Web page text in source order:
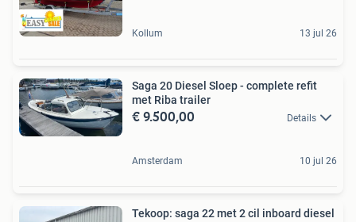
Kollum 13 jul 26
Saga 20 Diesel Sloep - complete refit
met Riba trailer
€ 9.500,00 Details
Amsterdam 10 jul 26
Tekoop: saga 22 met 2 cil inboard diesel